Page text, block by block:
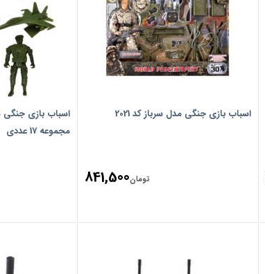
اسباب بازی جنگی مدل سرباز کد 2021
تومان841,500
مجموعه 17 عددی